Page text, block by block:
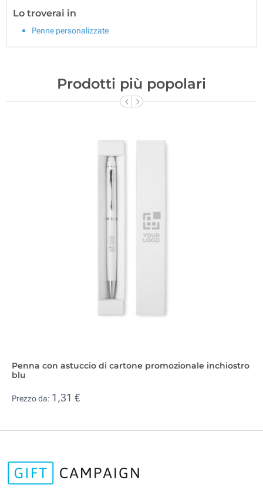
Lo troverai in
Penne personalizzate
Prodotti più popolari
Penna con astuccio di cartone promozionale inchiostro
blu
Prezzo da: 1,31 €